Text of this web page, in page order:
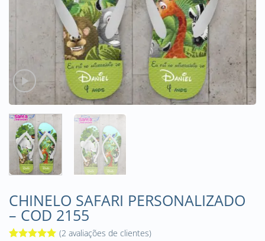
CHINELO SAFARI PERSONALIZADO
– COD 2155
(2 avaliações de clientes)